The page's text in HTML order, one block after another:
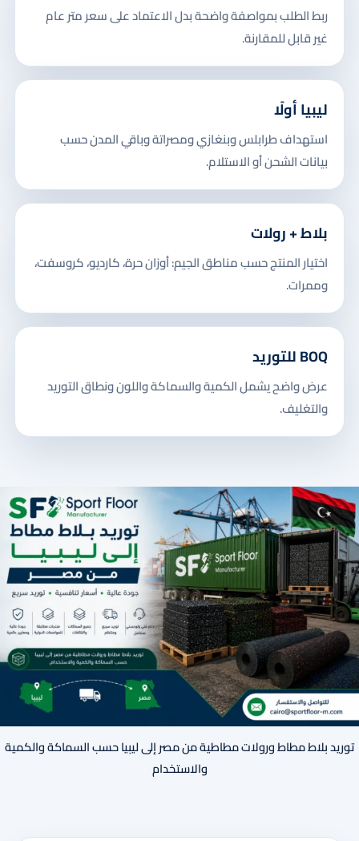
ربط الطلب بمواصفة واضحة بدل الاعتماد على سعر متر عام
غير قابل للمقارنة.
ليبيا أولًا
استهداف طرابلس وبنغازي ومصراتة وباقي المدن حسب
بيانات الشحن أو الاستلام.
بلاط + رولات
اختيار المنتج حسب مناطق الجيم: أوزان حرة، كارديو، كروسفت،
وممرات.
BOQ للتوريد
عرض واضح يشمل الكمية والسماكة واللون ونطاق التوريد
والتغليف.
توريد بلاط مطاط ورولات مطاطية من مصر إلى ليبيا حسب السماكة والكمية
والاستخدام